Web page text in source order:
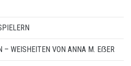
– WEISHEITEN VON ANNA M. EẞER